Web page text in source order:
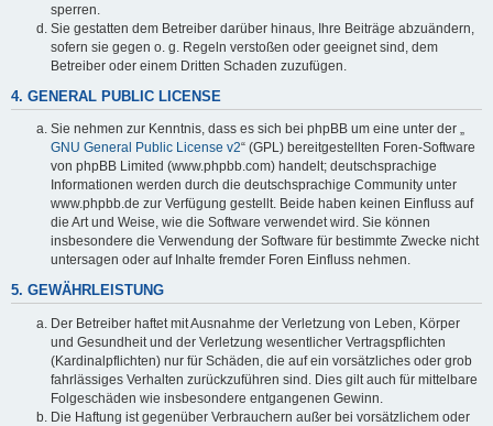
sperren.
Sie gestatten dem Betreiber darüber hinaus, Ihre Beiträge abzuändern,
sofern sie gegen o. g. Regeln verstoßen oder geeignet sind, dem
Betreiber oder einem Dritten Schaden zuzufügen.
4. GENERAL PUBLIC LICENSE
Sie nehmen zur Kenntnis, dass es sich bei phpBB um eine unter der „
GNU General Public License v2“ (GPL) bereitgestellten Foren-Software
von phpBB Limited (www.phpbb.com) handelt; deutschsprachige
Informationen werden durch die deutschsprachige Community unter
www.phpbb.de zur Verfügung gestellt. Beide haben keinen Einfluss auf
die Art und Weise, wie die Software verwendet wird. Sie können
insbesondere die Verwendung der Software für bestimmte Zwecke nicht
untersagen oder auf Inhalte fremder Foren Einfluss nehmen.
5. GEWÄHRLEISTUNG
Der Betreiber haftet mit Ausnahme der Verletzung von Leben, Körper
und Gesundheit und der Verletzung wesentlicher Vertragspflichten
(Kardinalpflichten) nur für Schäden, die auf ein vorsätzliches oder grob
fahrlässiges Verhalten zurückzuführen sind. Dies gilt auch für mittelbare
Folgeschäden wie insbesondere entgangenen Gewinn.
Die Haftung ist gegenüber Verbrauchern außer bei vorsätzlichem oder